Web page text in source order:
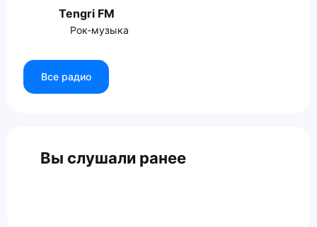
Tengri FM
Рок-музыка
Все радио
Вы слушали ранее